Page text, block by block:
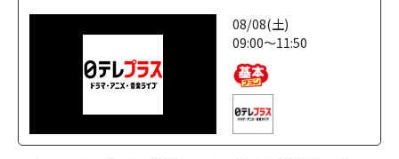
08/08(土)
09:00～11:50